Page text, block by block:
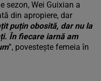
sezon, Wei Guixian a
din apropiere, dar
puțin obosită, dar nu la
În fiecare iarnă am
”, povestește femeia în